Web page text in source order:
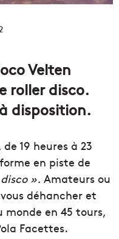
Velten
roller disco.
disposition.
19 heures à 23
en piste de
». Amateurs ou
déhancher et
monde en 45 tours,
Facettes.